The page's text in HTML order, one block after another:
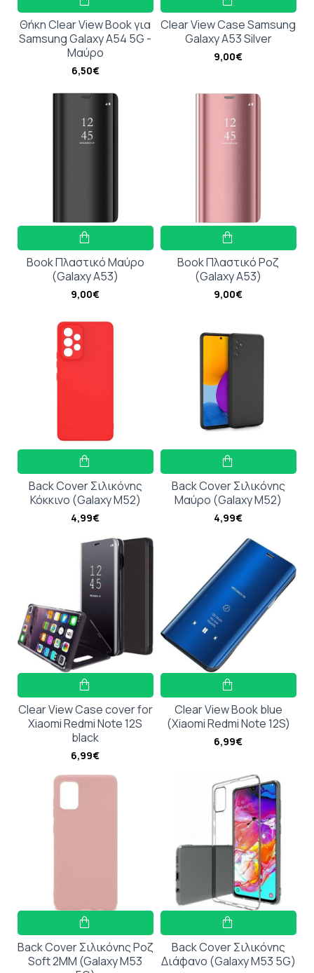
Θήκη Clear View Book για
Samsung Galaxy A54 5G -
Μαύρο
6,50€
Clear View Case Samsung
Galaxy A53 Silver
9,00€
Book Πλαστικό Μαύρο
(Galaxy A53)
9,00€
Book Πλαστικό Ροζ
(Galaxy A53)
9,00€
Back Cover Σιλικόνης
Κόκκινο (Galaxy M52)
4,99€
Back Cover Σιλικόνης
Μαύρο (Galaxy M52)
4,99€
Clear View Case cover for
Xiaomi Redmi Note 12S
black
6,99€
Clear View Book blue
(Xiaomi Redmi Note 12S)
6,99€
Back Cover Σιλικόνης Ροζ
Soft 2MM (Galaxy M53
Back Cover Σιλικόνης
Διάφανο (Galaxy M53 5G)